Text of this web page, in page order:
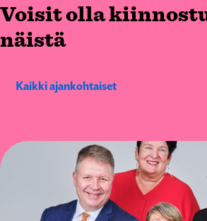
Voisit olla
näistä
Kaikki ajankohtaiset